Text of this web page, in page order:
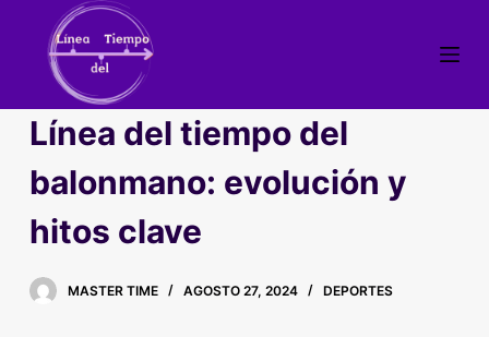
t
a
o
Línea del tiempo del
balonmano: evolución y
hitos clave
MASTER TIME AGOSTO 27, 2024 DEPORTES